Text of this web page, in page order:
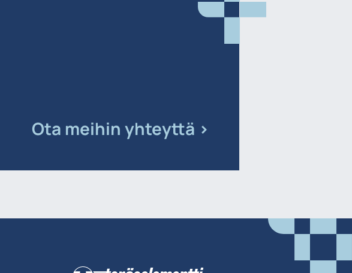
Ota meihin yhteyttä >